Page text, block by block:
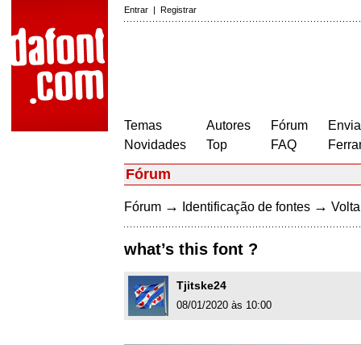
Entrar | Registrar
Temas
Novidades
Autores
Top
Fórum
FAQ
Fórum
Fórum → Identificação de fontes →
what’s this font ?
Tjitske24
08/01/2020 às 10:00